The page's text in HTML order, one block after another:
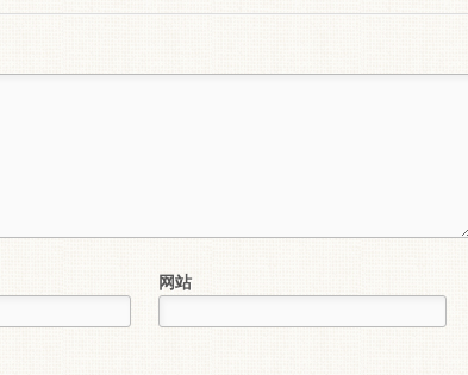
网站